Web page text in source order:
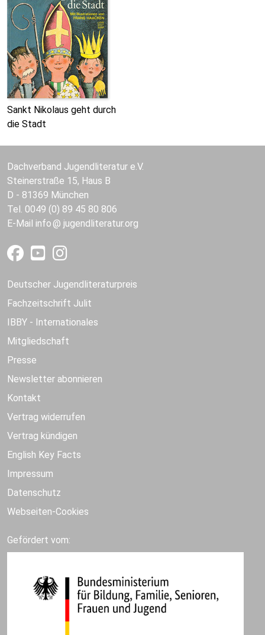
Sankt Nikolaus geht durch
die Stadt
Dachverband Jugendliteratur e.V.
Steinerstraße 15, Haus B
D - 81369 München
Tel. 0049 (0) 89 45 80 806
E-Mail info jugendliteratur.org
Deutscher Jugendliteraturpreis
Fachzeitschrift Julit
IBBY - Internationales
Mitgliedschaft
Presse
Newsletter abonnieren
Kontakt
Vertrag widerrufen
Vertrag kündigen
English Key Facts
Impressum
Datenschutz
Webseiten-Cookies
Gefördert vom: